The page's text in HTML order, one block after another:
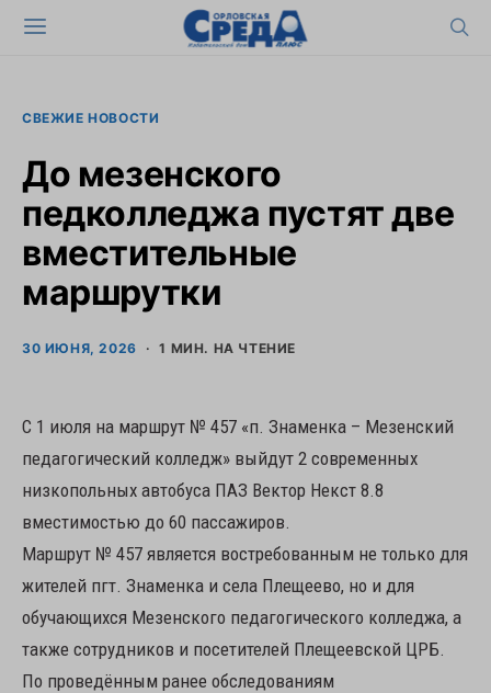
СВЕЖИЕ НОВОСТИ
До мезенского
педколледжа пустят две
вместительные
маршрутки
30 ИЮНЯ, 2026 1 МИН. НА ЧТЕНИЕ
С 1 июля на маршрут № 457 «п. Знаменка – Мезенский
педагогический колледж» выйдут 2 современных
низкопольных автобуса ПАЗ Вектор Некст 8.8
вместимостью до 60 пассажиров.
Маршрут № 457 является востребованным не только для
жителей пгт. Знаменка и села Плещеево, но и для
обучающихся Мезенского педагогического колледжа, а
также сотрудников и посетителей Плещеевской ЦРБ.
По проведённым ранее обследованиям